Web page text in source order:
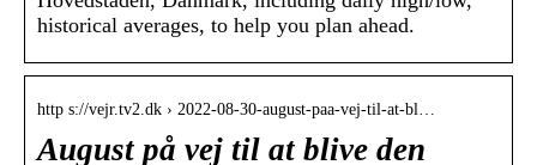
historical averages, to help you plan ahead.
http s://vejr.tv2.dk › 2022-08-30-august-paa-vej-til-at-bl…
August på vej til at blive den